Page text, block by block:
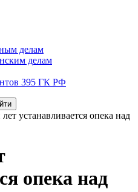
делам
делам
395 ГК РФ
устанавливается опека над
опека над